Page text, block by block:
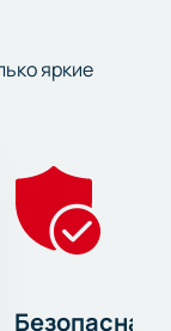
яркие
Безопасная